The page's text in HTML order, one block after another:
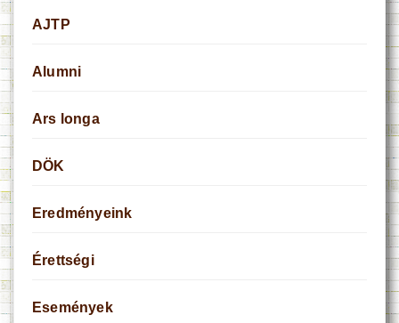
AJTP
Alumni
Ars longa
DÖK
Eredményeink
Érettségi
Események